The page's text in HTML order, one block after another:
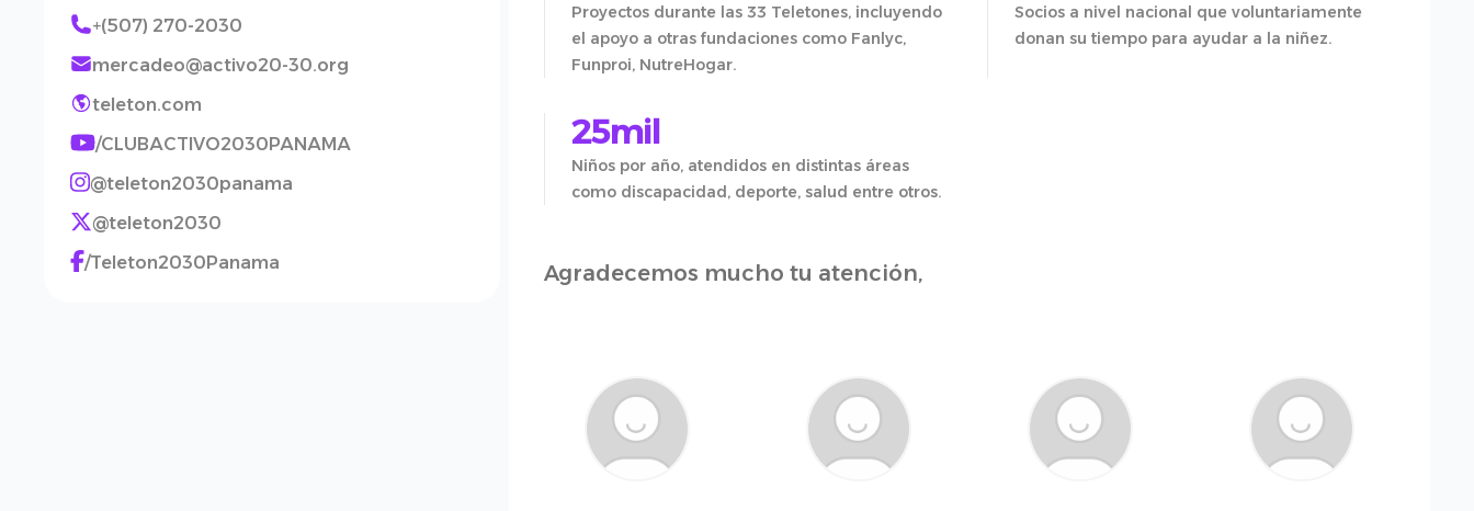
+(507) 270-2030
mercadeo@activo20-30.org
teleton.com
/CLUBACTIVO2030PANAMA
@teleton2030panama
@teleton2030
/Teleton2030Panama
Proyectos durante las 33 Teletones, incluyendo
el apoyo a otras fundaciones como Fanlyc,
Funproi, NutreHogar.
Socios a nivel nacional que voluntariamente
donan su tiempo para ayudar a la niñez.
Niños por año, atendidos en distintas áreas
como discapacidad, deporte, salud entre otros.
25mil
Agradecemos mucho tu atención,